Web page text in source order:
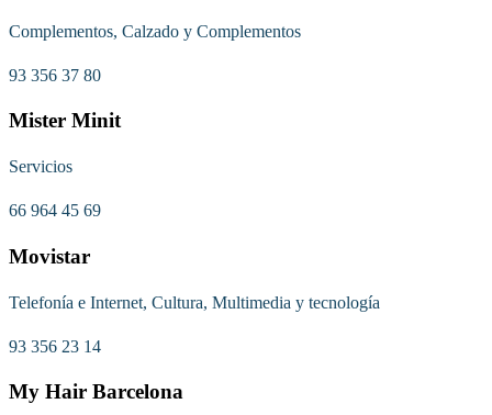
Complementos, Calzado y Complementos
93 356 37 80
Mister Minit
Servicios
66 964 45 69
Movistar
Telefonía e Internet, Cultura, Multimedia y tecnología
93 356 23 14
My Hair Barcelona